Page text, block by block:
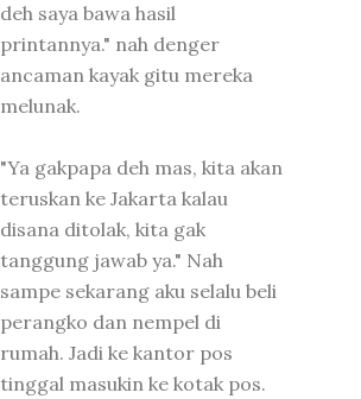
deh saya bawa hasil
printannya." nah denger
ancaman kayak gitu mereka
melunak.
"Ya gakpapa deh mas, kita akan
teruskan ke Jakarta kalau
disana ditolak, kita gak
tanggung jawab ya." Nah
sampe sekarang aku selalu beli
perangko dan nempel di
rumah. Jadi ke kantor pos
tinggal masukin ke kotak pos.